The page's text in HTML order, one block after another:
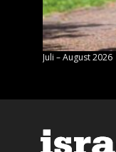
Juli – August 2026